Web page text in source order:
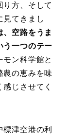
り方、そして
見てきまし
空路をうま
う一つのテー
モン科学館と
農の恵みを味
じさせてく
津空港の利